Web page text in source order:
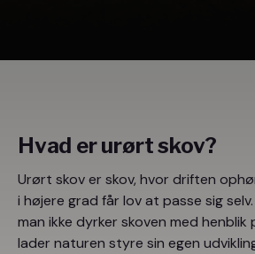
Hvad er urørt skov?
Urørt skov er skov, hvor driften
i højere grad får lov at passe sig
man ikke dyrker skoven med
lader naturen styre sin egen